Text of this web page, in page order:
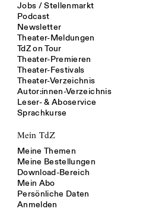
Jobs / Stellenmarkt
Podcast
Newsletter
Theater-Meldungen
TdZ on Tour
Theater-Premieren
Theater-Festivals
Theater-Verzeichnis
Autor:innen-Verzeichnis
Leser- & Aboservice
Sprachkurse
Mein TdZ
Meine Themen
Meine Bestellungen
Download-Bereich
Mein Abo
Persönliche Daten
Anmelden